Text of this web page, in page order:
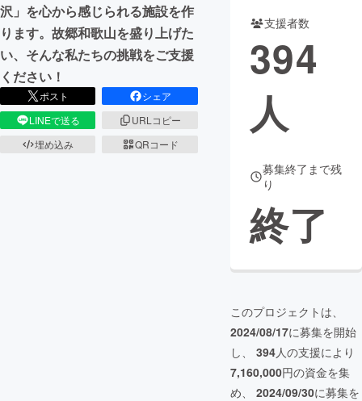
沢」を心から感じられる施設を作
ります。故郷和歌山を盛り上げた
い、そんな私たちの挑戦をご支援
ください！
ポスト
シェア
LINEで送る
URLコピー
埋め込み
QRコード
支援者数
394
人
募集終了まで残
り
終了
このプロジェクトは、
2024/08/17に募集を開始
し、 394人の支援により
7,160,000円の資金を集
め、 2024/09/30に募集を